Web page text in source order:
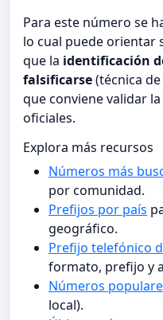
Para este número se
lo cual puede orientar
que la identificación
falsificarse(técnica de
que conviene validar
oficiales.
Explora más recursos
Números más
por comunidad.
Prefijos por país
geográfico.
Prefijo telefónico
formato, prefijo y
Números
local).